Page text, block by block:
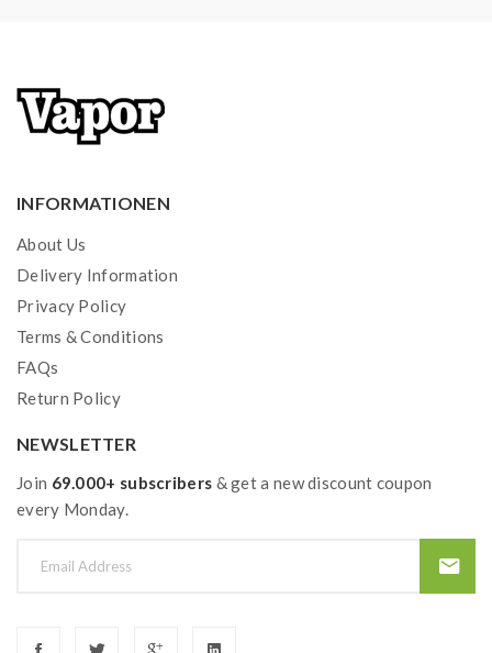
INFORMATIONEN
About Us
Delivery Information
Privacy Policy
Terms & Conditions
FAQs
Return Policy
NEWSLETTER
Join 69.000+ subscribers & get a new discount coupon
every Monday.